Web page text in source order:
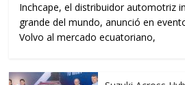
Inchcape, el distribuidor automotriz
grande del mundo, anunció en
Volvo al mercado ecuatoriano,